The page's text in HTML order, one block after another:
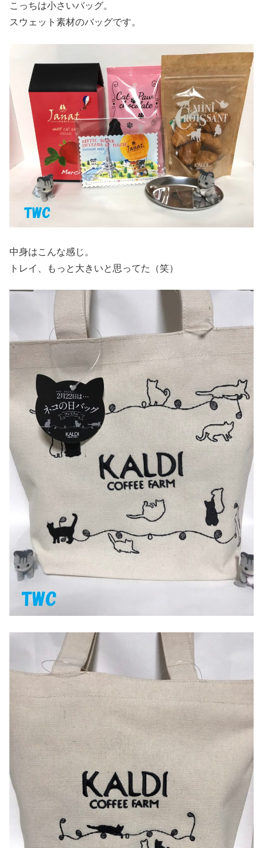
こっちは小さいバッグ。
スウェット素材のバッグです。
中身はこんな感じ。
トレイ、もっと大きいと思ってた（笑）